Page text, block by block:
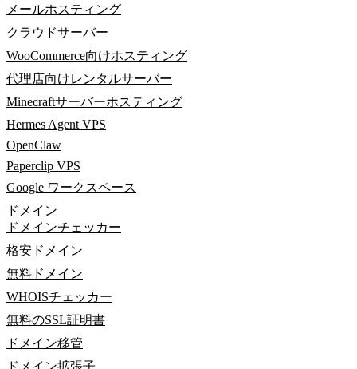
メールホスティング
クラウドサーバー
WooCommerce向けホスティング
代理店向けレンタルサーバー
Minecraftサーバーホスティング
Hermes Agent VPS
OpenClaw
Paperclip VPS
Google ワークスペース
ドメイン
ドメインチェッカー
格安ドメイン
無料ドメイン
WHOISチェッカー
無料のSSL証明書
ドメイン移管
ドメイン拡張子